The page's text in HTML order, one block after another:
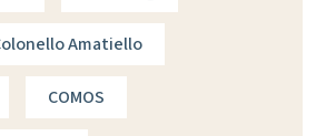
Amatiello
COMOS